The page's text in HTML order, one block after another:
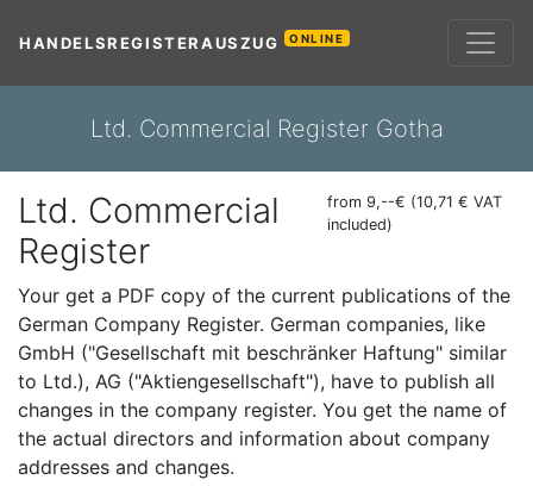
HANDELSREGISTERAUSZUG ONLINE
Ltd. Commercial Register Gotha
Ltd. Commercial
Register
from 9,--€ (10,71 € VAT
included)
Your get a PDF copy of the current publications of the
German Company Register. German companies, like
GmbH ("Gesellschaft mit beschränker Haftung" similar
to Ltd.), AG ("Aktiengesellschaft"), have to publish all
changes in the company register. You get the name of
the actual directors and information about company
addresses and changes.